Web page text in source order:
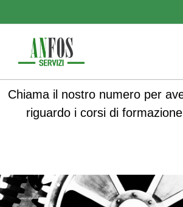
Chiama il nostro numero per
riguardo i corsi di formazione